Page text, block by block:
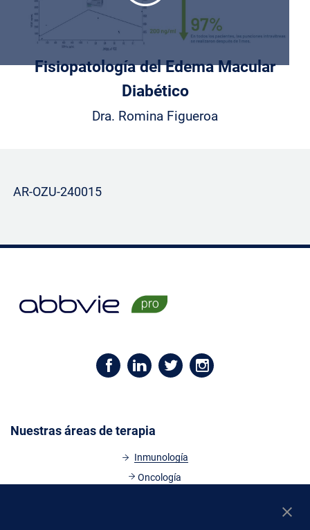
Play
Video
Fisiopatología del Edema Macular
Diabético
Dra. Romina Figueroa
AR-OZU-240015
Nuestras áreas de terapia
Inmunología
Oncología